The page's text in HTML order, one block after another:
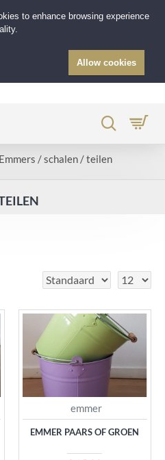
Emmers / schalen / teilen
emmer
EMMER PAARS OF GROEN
to enhance browsing experience
Allow cookies